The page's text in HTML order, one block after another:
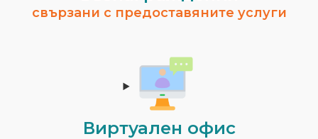
свързани с предоставяните услуги
Виртуален офис